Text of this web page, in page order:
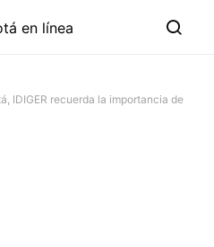
IDIGER recuerda la importancia de